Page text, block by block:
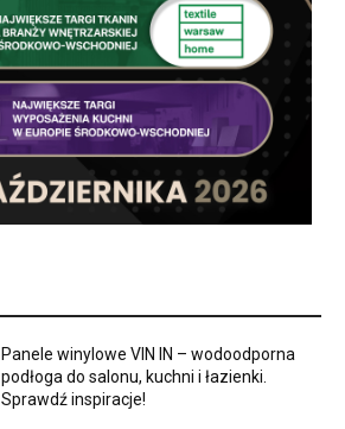
Panele winylowe VIN IN – wodoodporna
podłoga do salonu, kuchni i łazienki.
Sprawdź inspiracje!